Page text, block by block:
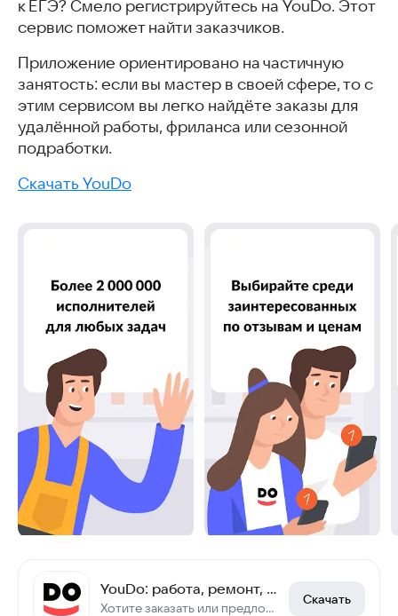
к ЕГЭ? Смело регистрируйтесь на YouDo. Этот
сервис поможет найти заказчиков.
Приложение ориентировано на частичную
занятость: если вы мастер в своей сфере, то с
этим сервисом вы легко найдёте заказы для
удалённой работы, фриланса или сезонной
подработки.
Скачать YouDo
YouDo: работа, ремонт, уборка
Хотите заказать или предложить услуги? Помощники, мастера, вакансии и подработка
Скачать